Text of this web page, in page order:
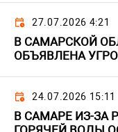
27.07.2026 4:21
В САМАРСКОЙ
ОБЪЯВЛЕНА
24.07.2026 15:11
В САМАРЕ ИЗ-ЗА